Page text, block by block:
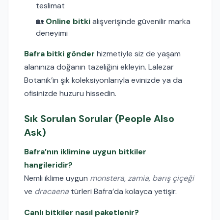
teslimat
🏡 Online bitkialışverişinde güvenilir marka
deneyimi
Bafra bitki gönder hizmetiyle siz de yaşam
alanınıza doğanın tazeliğini ekleyin. Lalezar
Botanik’in şık koleksiyonlarıyla evinizde ya da
ofisinizde huzuru hissedin.
Sık Sorulan Sorular (People Also
Ask)
Bafra’nın iklimine uygun bitkiler
hangileridir?
Nemli iklime uygun monstera, zamia, barış çiçeği
ve dracaena türleri Bafra’da kolayca yetişir.
Canlı bitkiler nasıl paketlenir?